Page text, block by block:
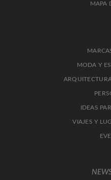
MAPA
MODA Y
IDEAS
VIAJES Y